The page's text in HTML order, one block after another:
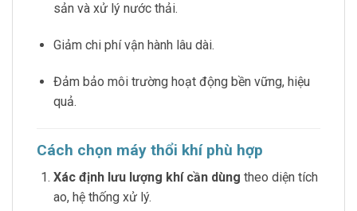
sản và xử lý nước thải.
Giảm chi phí vận hành lâu dài.
Đảm bảo môi trường hoạt động bền vững, hiệu
quả.
Cách chọn máy thổi khí phù hợp
Xác định lưu lượng khí cần dùng theo diện tích
ao, hệ thống xử lý.